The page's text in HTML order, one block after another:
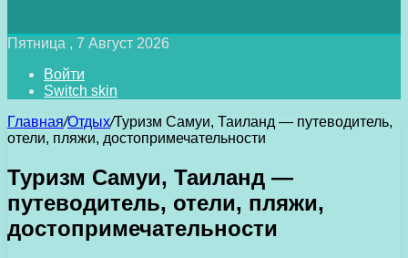
Пятница , 7 Август 2026
Войти
Switch skin
Главная/Отдых/Туризм Самуи, Таиланд — путеводитель,
отели, пляжи, достопримечательности
Туризм Самуи, Таиланд —
путеводитель, отели, пляжи,
достопримечательности